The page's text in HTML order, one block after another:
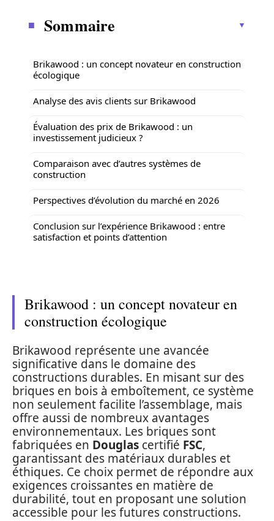
Sommaire
Brikawood : un concept novateur en construction
écologique
Analyse des avis clients sur Brikawood
Évaluation des prix de Brikawood : un
investissement judicieux ?
Comparaison avec d’autres systèmes de
construction
Perspectives d’évolution du marché en 2026
Conclusion sur l’expérience Brikawood : entre
satisfaction et points d’attention
Brikawood : un concept novateur en
construction écologique
Brikawood représente une avancée
significative dans le domaine des
constructions durables. En misant sur des
briques en bois à emboîtement, ce système
non seulement facilite l’assemblage, mais
offre aussi de nombreux avantages
environnementaux. Les briques sont
fabriquées en Douglas certifié FSC,
garantissant des matériaux durables et
éthiques. Ce choix permet de répondre aux
exigences croissantes en matière de
durabilité, tout en proposant une solution
accessible pour les futures constructions.